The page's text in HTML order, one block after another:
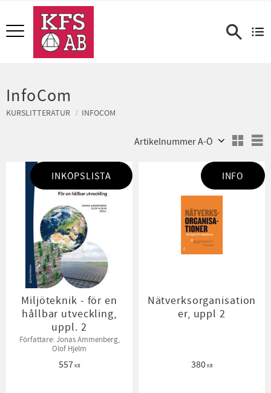
Meny
InfoCom
KURSLITTERATUR INFOCOM
Miljöteknik - för en
hållbar utveckling,
uppl. 2
Författare: Jonas Ammenberg,
Olof Hjelm
557 KR
INKÖPSLISTA
Nätverksorganisation
er, uppl 2
380KR
INFO